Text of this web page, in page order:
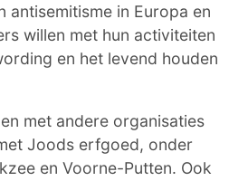
antisemitisme in Europa en
willen met hun activiteiten
en het levend houden
met andere organisaties
Joods erfgoed, onder
en Voorne-Putten. Ook